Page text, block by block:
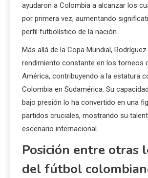
ayudaron a Colombia a alcanzar los
por primera vez, aumentando
perfil futbolístico de la nación.
Más allá de la Copa Mundial,
rendimiento constante en los torneos
América, contribuyendo a la estatura
Colombia en Sudamérica. Su
bajo presión lo ha convertido en una
partidos cruciales, mostrando su
escenario internacional.
Posición entre otras
del fútbol